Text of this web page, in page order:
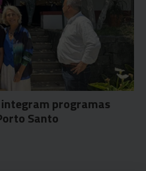
programas
Santo